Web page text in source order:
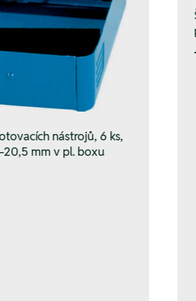
nástrojů, 6 ks,
mm v pl. boxu